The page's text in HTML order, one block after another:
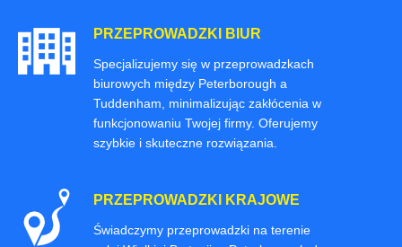
PRZEPROWADZKI BIUR
Specjalizujemy się w przeprowadzkach
biurowych między Peterborough a
Tuddenham, minimalizując zakłócenia w
funkcjonowaniu Twojej firmy. Oferujemy
szybkie i skuteczne rozwiązania.
PRZEPROWADZKI KRAJOWE
Świadczymy przeprowadzki na terenie